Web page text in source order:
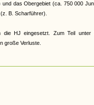
das Obergebiet (ca. 750 000
B. Scharführer).
HJ eingesetzt. Zum Teil
große Verluste.